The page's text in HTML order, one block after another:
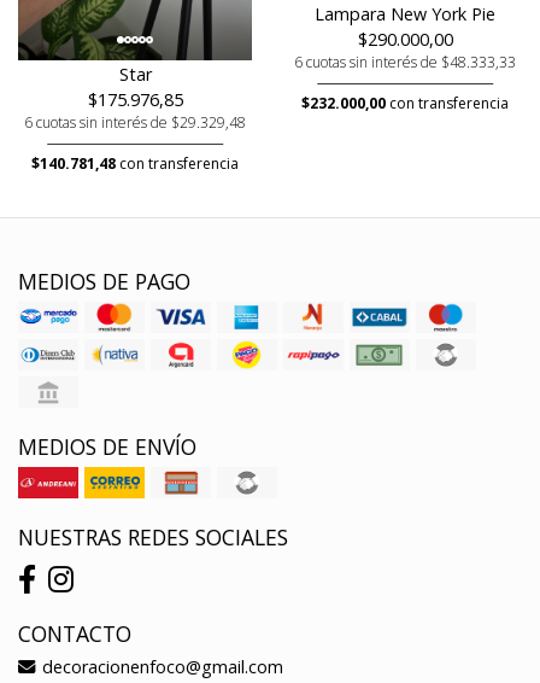
Star
$175.976,85
6 cuotas sin interés de $29.329,48
$140.781,48 con transferencia
Lampara New York Pie
$290.000,00
6 cuotas sin interés de $48.333,33
$232.000,00 con transferencia
MEDIOS DE PAGO
MEDIOS DE ENVÍO
NUESTRAS REDES SOCIALES
CONTACTO
decoracionenfoco@gmail.com